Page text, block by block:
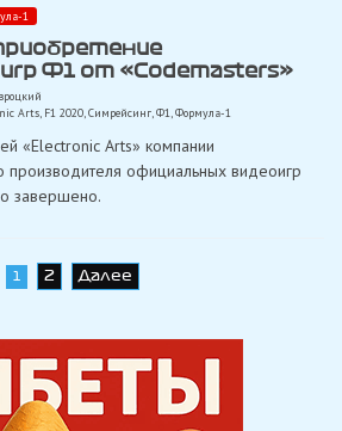
1
Ф1 от «Codemasters»
Arts, F1 2020,Симрейсинг,Ф1,Формула-1
«Electronic Arts» компании
производителя официальных видеоигр
завершено.
2 Далее